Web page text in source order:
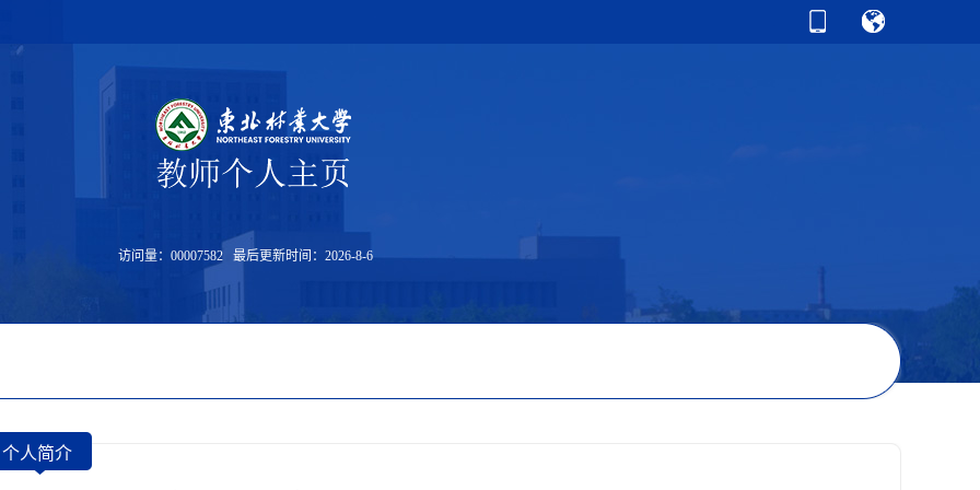
访问量： 00007582 最后更新时间： 2026-8-6
个人简介